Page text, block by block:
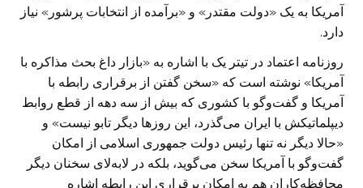
آمریکا به یک «دولت مقتدر» و «برآمده از انتخابات پرشور» نیاز
دارد.
روزنامه اعتماد در تیتر یک با اشاره به «بازار داغ بحث مذاکره با
آمریکا» نوشته است که «سخن گفتن از برقراری رابطه با
آمریکا و گفت‌وگو با کشوری که بیش از سه دهه از قطع روابط
دیپلماتیکش با ایران می‌گذرد، این روز‌ها دیگر تابو نیست» و
«حالا دیگر نه تنها رئیس دولت جمهوری اسلامی از امکان
گفت‌وگو با آمریکا سخن می‌گوید، بلکه در لابه‌لای سخنان دیگر
محافظه‌کاران هم به امکان برقراری این رابطه اشاره